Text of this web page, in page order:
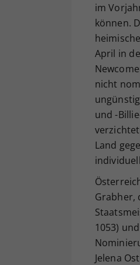
im
können.
April in
nicht
und -
Land
Grabher,
1053)
Jelena